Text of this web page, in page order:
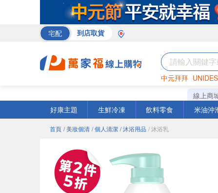
宅配 到店取貨
中元拜拜
巧克力 衛生紙
線上商
好康主題
生鮮冷凍 飲料零食 米油沖
首頁 / 美妝個清 / 個人清潔 / 沐浴用品 / 沐浴乳